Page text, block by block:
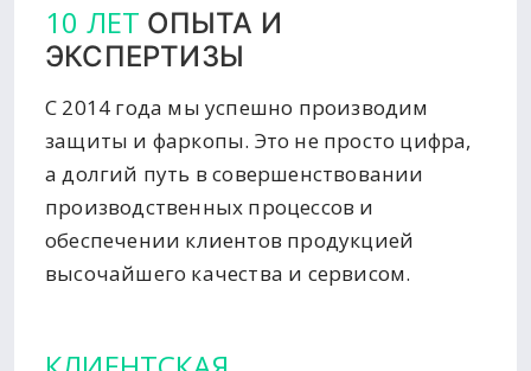
10 ЛЕТ ОПЫТА И
ЭКСПЕРТИЗЫ
С 2014 года мы успешно производим
защиты и фаркопы. Это не просто цифра,
а долгий путь в совершенствовании
производственных процессов и
обеспечении клиентов продукцией
высочайшего качества и сервисом.